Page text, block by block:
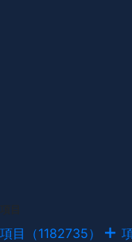
項目（1182735）